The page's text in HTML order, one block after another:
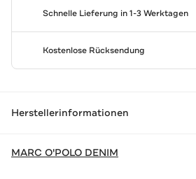
Schnelle Lieferung in 1-3 Werktagen
Kostenlose Rücksendung
Herstellerinformationen
MARC O'POLO DENIM